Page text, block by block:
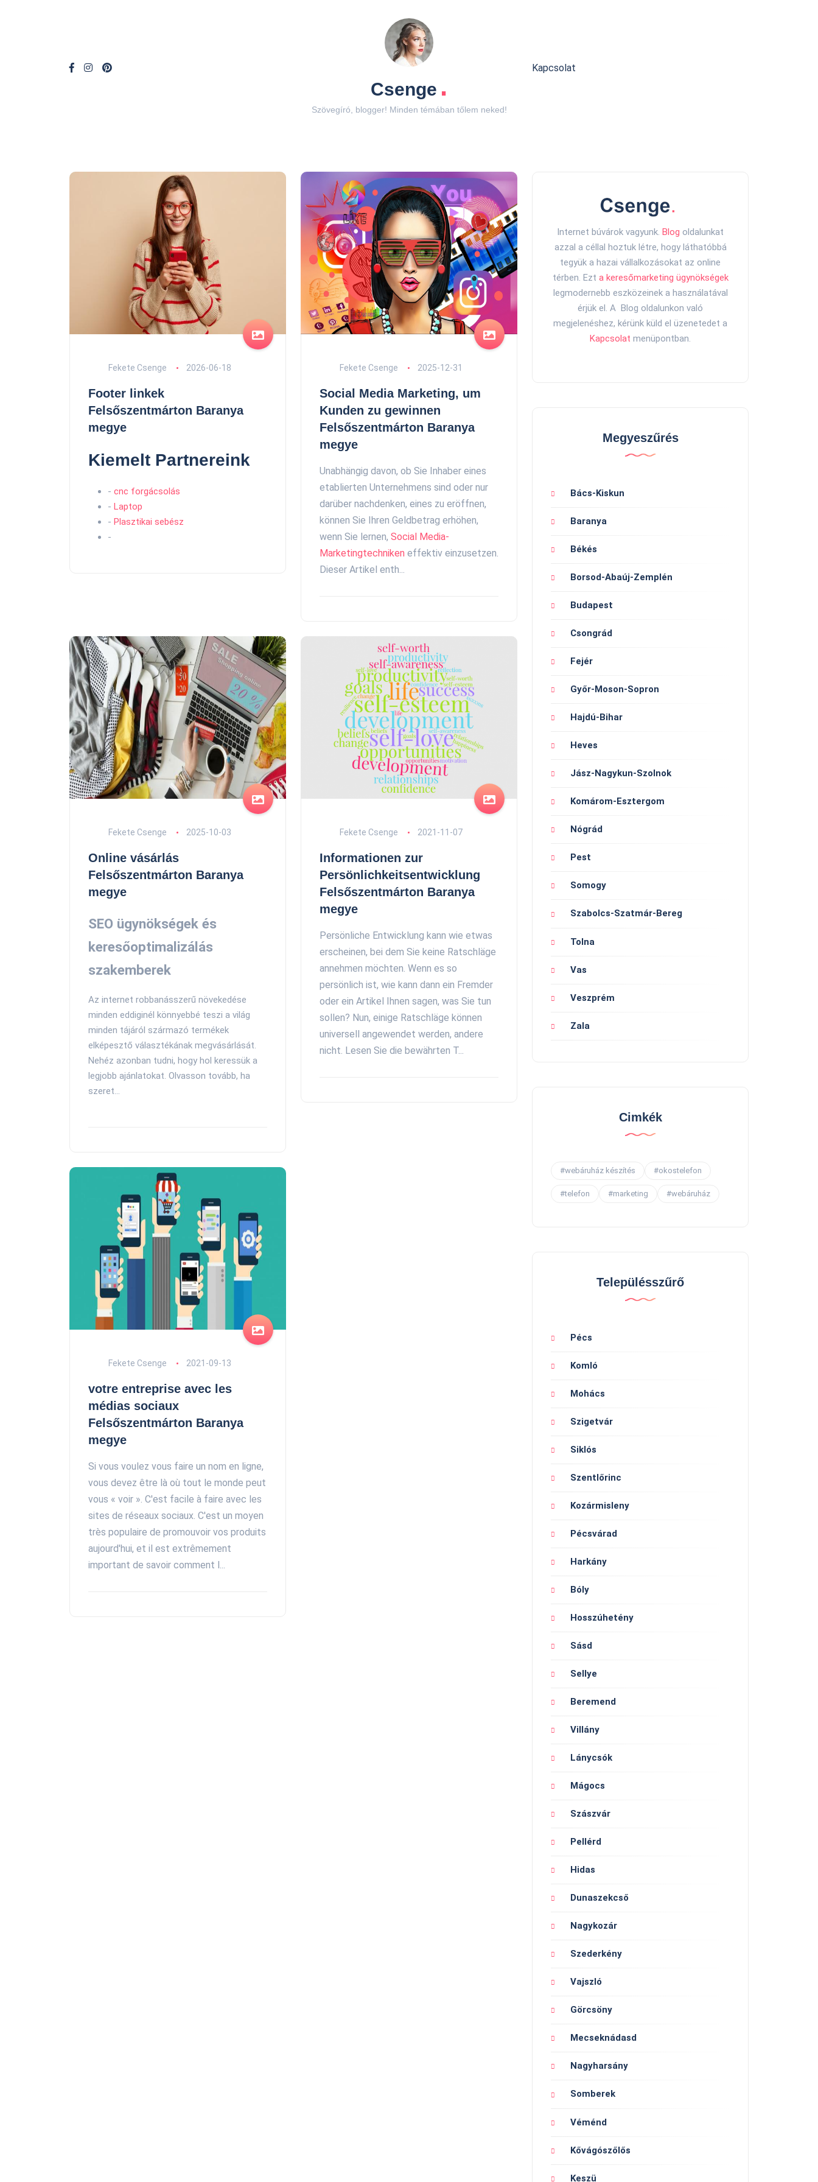
Csenge .
Szövegíró, blogger! Minden témában tőlem neked!
Kapcsolat
Fekete Csenge 2026-06-18
Footer linkek
Felsőszentmárton Baranya
megye
Kiemelt Partnereink
- cnc forgácsolás
- Laptop
- Plasztikai sebész
-
Fekete Csenge 2025-12-31
Social Media Marketing, um
Kunden zu gewinnen
Felsőszentmárton Baranya
megye
Unabhängig davon, ob Sie Inhaber eines
etablierten Unternehmens sind oder nur
darüber nachdenken, eines zu eröffnen,
können Sie Ihren Geldbetrag erhöhen,
wenn Sie lernen, Social Media-
Marketingtechniken effektiv einzusetzen.
Dieser Artikel enth...
Fekete Csenge 2025-10-03
Online vásárlás
Felsőszentmárton Baranya
megye
SEO ügynökségek és
keresőoptimalizálás
szakemberek
Az internet robbanásszerű növekedése
minden eddiginél könnyebbé teszi a világ
minden tájáról származó termékek
elképesztő választékának megvásárlását.
Nehéz azonban tudni, hogy hol keressük a
legjobb ajánlatokat. Olvasson tovább, ha
szeret...
Fekete Csenge 2021-11-07
Informationen zur
Persönlichkeitsentwicklung
Felsőszentmárton Baranya
megye
Persönliche Entwicklung kann wie etwas
erscheinen, bei dem Sie keine Ratschläge
annehmen möchten. Wenn es so
persönlich ist, wie kann dann ein Fremder
oder ein Artikel Ihnen sagen, was Sie tun
sollen? Nun, einige Ratschläge können
universell angewendet werden, andere
nicht. Lesen Sie die bewährten T...
Fekete Csenge 2021-09-13
votre entreprise avec les
médias sociaux
Felsőszentmárton Baranya
megye
Si vous voulez vous faire un nom en ligne,
vous devez être là où tout le monde peut
vous « voir ». C'est facile à faire avec les
sites de réseaux sociaux. C'est un moyen
très populaire de promouvoir vos produits
aujourd'hui, et il est extrêmement
important de savoir comment l...
Internet búvárok vagyunk. Blog oldalunkat
azzal a céllal hoztuk létre, hogy láthatóbbá
tegyük a hazai vállalkozásokat az online
térben. Ezt a keresőmarketing ügynökségek
legmodernebb eszközeinek a használatával
érjük el. A Blog oldalunkon való
megjelenéshez, kérünk küld el üzenetedet a
Kapcsolat menüpontban.
Megyeszűrés
Bács-Kiskun
Baranya
Békés
Borsod-Abaúj-Zemplén
Budapest
Csongrád
Fejér
Győr-Moson-Sopron
Hajdú-Bihar
Heves
Jász-Nagykun-Szolnok
Komárom-Esztergom
Nógrád
Pest
Somogy
Szabolcs-Szatmár-Bereg
Tolna
Vas
Veszprém
Zala
Cimkék
#webáruház készítés #okostelefon
#telefon #marketing #webáruház
Településszűrő
Pécs
Komló
Mohács
Szigetvár
Siklós
Szentlőrinc
Kozármisleny
Pécsvárad
Harkány
Bóly
Hosszúhetény
Sásd
Sellye
Beremend
Villány
Lánycsók
Mágocs
Szászvár
Pellérd
Hidas
Dunaszekcső
Nagykozár
Szederkény
Vajszló
Görcsöny
Mecseknádasd
Nagyharsány
Somberek
Véménd
Kővágószőlős
Keszü